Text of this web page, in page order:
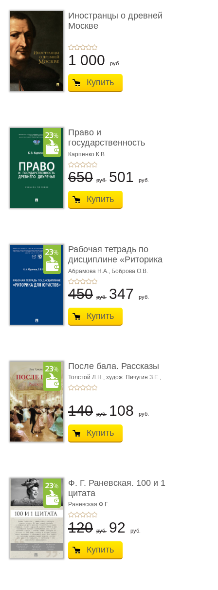
Иностранцы о древней
Москве
1 000 руб.
Купить
Право и
государственность
Древнего Двуречья. �
...
Карпенко К.В.
650 руб. 501 руб.
Купить
Рабочая тетрадь по
дисциплине «Риторика
для ю� ...
Абрамова Н.А., Боброва О.В.
450 руб. 347 руб.
Купить
После бала. Рассказы
Толстой Л.Н., худож. Пичугин З.Е.,
худож. Лебедев А.И.,
140 руб. 108 руб.
Купить
Ф. Г. Раневская. 100 и 1
цитата
Раневская Ф.Г.
120 руб. 92 руб.
Купить